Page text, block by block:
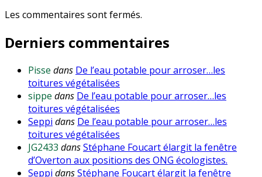
Les commentaires sont fermés.
Derniers commentaires
Pisse dans De l’eau potable pour arroser…les
toitures végétalisées
sippe dans De l’eau potable pour arroser…les
toitures végétalisées
Seppi dans De l’eau potable pour arroser…les
toitures végétalisées
JG2433 dansStéphane Foucart élargit la fenêtre
d’Overton aux positions des ONG écologistes.
Seppi dansStéphane Foucart élargit la fenêtre